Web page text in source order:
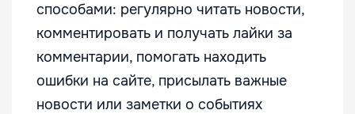
способами: регулярно читать новости,
комментировать и получать лайки за
комментарии, помогать находить
ошибки на сайте, присылать важные
новости или заметки о событиях